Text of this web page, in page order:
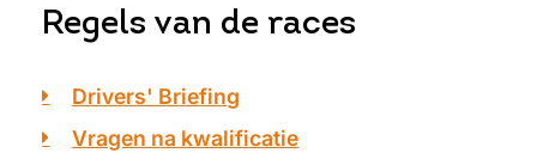
Regels van de races
Drivers' Briefing
Vragen na kwalificatie